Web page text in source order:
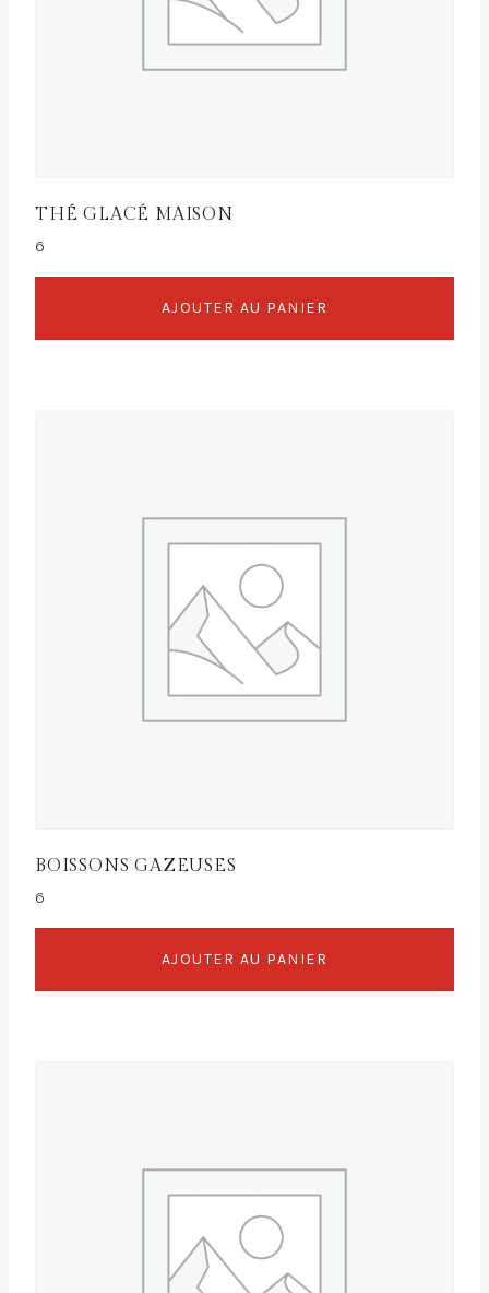
THÉ GLACÉ MAISON
6
AJOUTER AU PANIER
BOISSONS GAZEUSES
6
AJOUTER AU PANIER